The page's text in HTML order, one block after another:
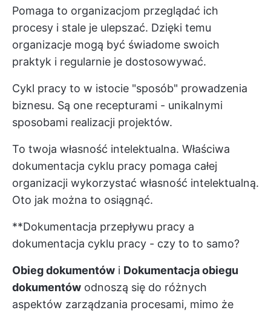
Pomaga to organizacjom przeglądać ich
procesy i stale je ulepszać. Dzięki temu
organizacje mogą być świadome swoich
praktyk i regularnie je dostosowywać.
Cykl pracy to w istocie "sposób" prowadzenia
biznesu. Są one recepturami - unikalnymi
sposobami realizacji projektów.
To twoja własność intelektualna. Właściwa
dokumentacja cyklu pracy pomaga całej
organizacji wykorzystać własność intelektualną.
Oto jak można to osiągnąć.
**Dokumentacja przepływu pracy a
dokumentacja cyklu pracy - czy to to samo?
Obieg dokumentów i Dokumentacja obiegu
dokumentów odnoszą się do różnych
aspektów zarządzania procesami, mimo że